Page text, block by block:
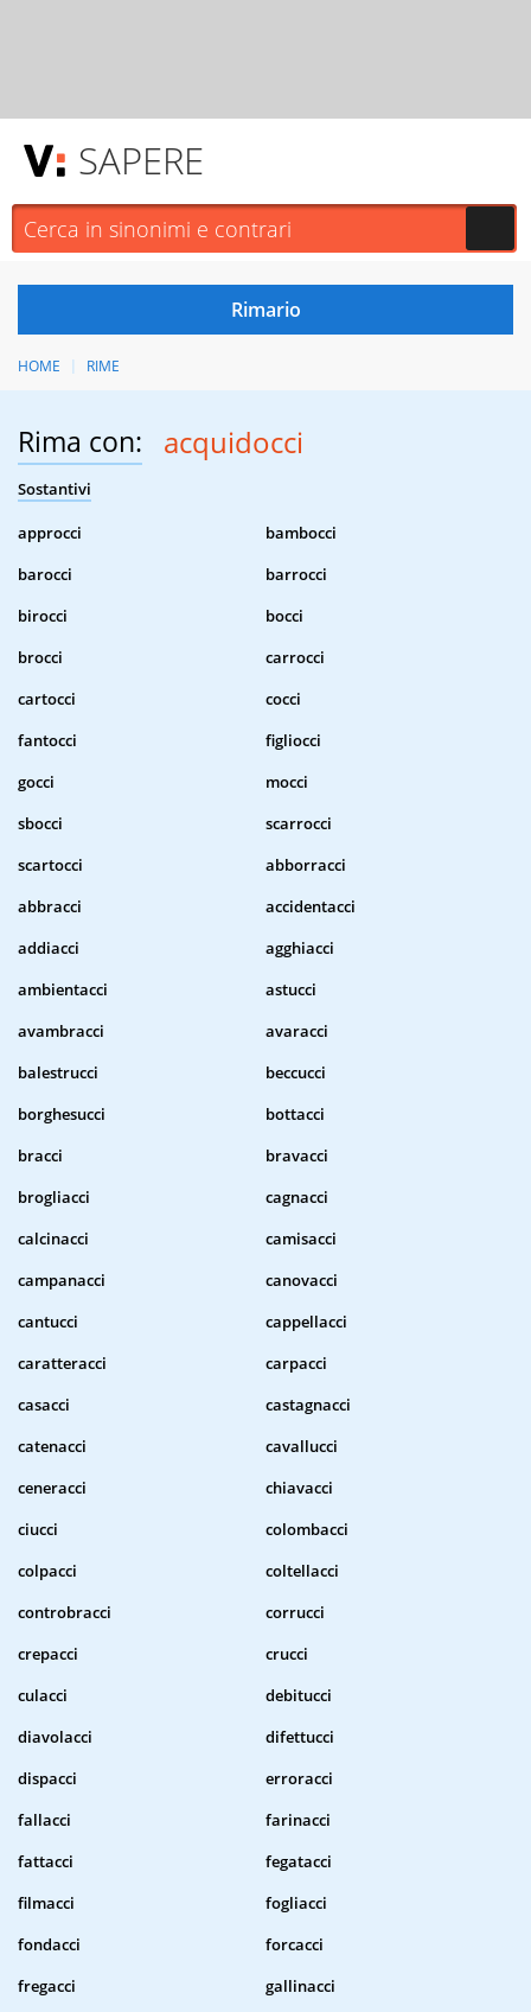
SAPERE
HOME RIME
Rima con: acquidocci
Sostantivi
approcci
bambocci
barocci
barrocci
birocci
bocci
brocci
carrocci
cartocci
cocci
fantocci
figliocci
gocci
mocci
sbocci
scarrocci
scartocci
abborracci
abbracci
accidentacci
addiacci
agghiacci
ambientacci
astucci
avambracci
avaracci
balestrucci
beccucci
borghesucci
bottacci
bracci
bravacci
brogliacci
cagnacci
calcinacci
camisacci
campanacci
canovacci
cantucci
cappellacci
caratteracci
carpacci
casacci
castagnacci
catenacci
cavallucci
ceneracci
chiavacci
ciucci
colombacci
colpacci
coltellacci
controbracci
corrucci
crepacci
crucci
culacci
debitucci
diavolacci
difettucci
dispacci
erroracci
fallacci
farinacci
fattacci
fegatacci
filmacci
fogliacci
fondacci
forcacci
fregacci
gallinacci